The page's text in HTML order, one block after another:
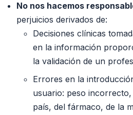
No nos hacemos
perjuicios derivados de:
Decisiones clínicas
en la información
la validación de un
Errores en la
usuario: peso
país, del fármaco, de la